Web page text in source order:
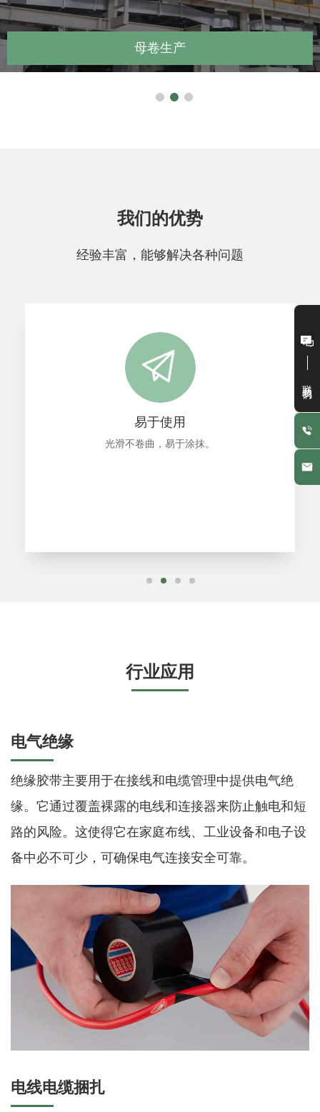
母卷生产
我们的优势
经验丰富，能够解决各种问题
易于使用
光滑不卷曲，易于涂抹。
行业应用
电气绝缘
绝缘胶带主要用于在接线和电缆管理中提供电气绝
缘。它通过覆盖裸露的电线和连接器来防止触电和短
路的风险。这使得它在家庭布线、工业设备和电子设
备中必不可少，可确保电气连接安全可靠。
电线电缆捆扎